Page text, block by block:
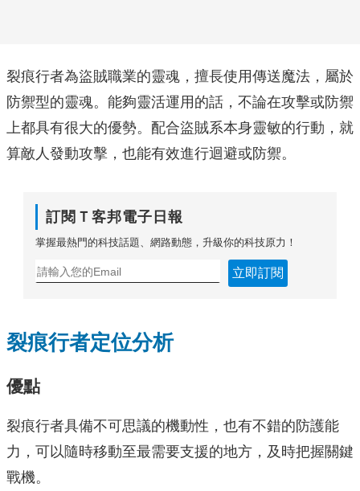
裂痕行者為盜賊職業的靈魂，擅長使用傳送魔法，屬於
防禦型的靈魂。能夠靈活運用的話，不論在攻擊或防禦
上都具有很大的優勢。配合盜賊系本身靈敏的行動，就
算敵人發動攻擊，也能有效進行迴避或防禦。
訂閱Ｔ客邦電子日報
掌握最熱門的科技話題、網路動態，升級你的科技原力！
立即訂閱
裂痕行者定位分析
優點
裂痕行者具備不可思議的機動性，也有不錯的防護能
力，可以隨時移動至最需要支援的地方，及時把握關鍵
戰機。